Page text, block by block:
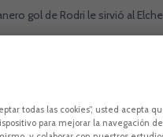
gol de Rodri le sirvió al
todas las cookies”, usted acepta
para mejorar la navegación